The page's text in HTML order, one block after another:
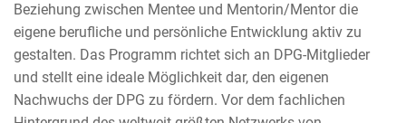
Beziehung zwischen Mentee und Mentorin/Mentor die
eigene berufliche und persönliche Entwicklung aktiv zu
gestalten. Das Programm richtet sich an DPG-Mitglieder
und stellt eine ideale Möglichkeit dar, den eigenen
Nachwuchs der DPG zu fördern. Vor dem fachlichen